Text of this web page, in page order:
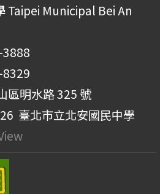
Taipei Municipal Bei An
區明水路 325 號
臺北市立北安國民中學